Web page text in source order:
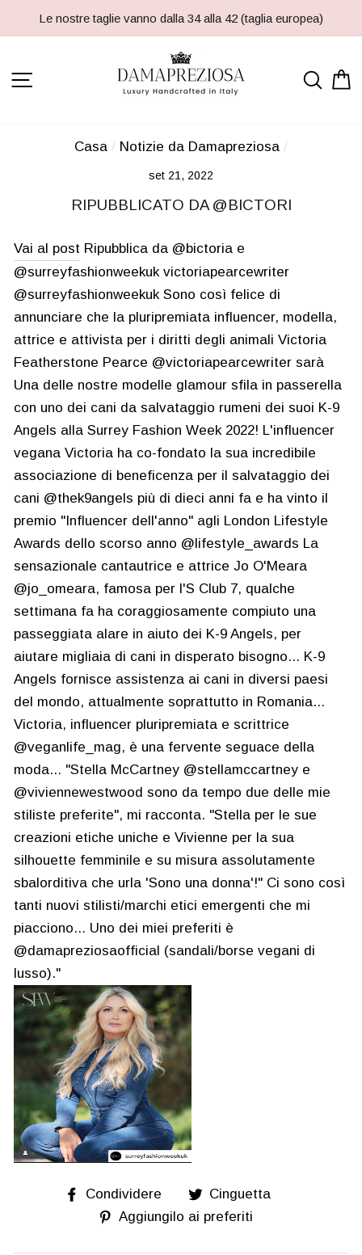
al
Le nostre taglie vanno dalla 34 alla 42 (taglia europea)
NAVIGAZIONE DEL SITO
Casa / Notizie da Damapreziosa /
set 21, 2022
RIPUBBLICATO DA @BICTORI
Vai al post Ripubblica da @bictoria e
@surreyfashionweekuk victoriapearcewriter
@surreyfashionweekuk Sono così felice di
annunciare che la pluripremiata influencer, modella,
attrice e attivista per i diritti degli animali Victoria
Featherstone Pearce @victoriapearcewriter sarà
Una delle nostre modelle glamour sfila in passerella
con uno dei cani da salvataggio rumeni dei suoi K-9
Angels alla Surrey Fashion Week 2022! L'influencer
vegana Victoria ha co-fondato la sua incredibile
associazione di beneficenza per il salvataggio dei
cani @thek9angels più di dieci anni fa e ha vinto il
premio "Influencer dell'anno" agli London Lifestyle
Awards dello scorso anno @lifestyle_awards La
sensazionale cantautrice e attrice Jo O'Meara
@jo_omeara, famosa per l'S Club 7, qualche
settimana fa ha coraggiosamente compiuto una
passeggiata alare in aiuto dei K-9 Angels, per
aiutare migliaia di cani in disperato bisogno... K-9
Angels fornisce assistenza ai cani in diversi paesi
del mondo, attualmente soprattutto in Romania...
Victoria, influencer pluripremiata e scrittrice
@veganlife_mag, è una fervente seguace della
moda... "Stella McCartney @stellamccartney e
@viviennewestwood sono da tempo due delle mie
stiliste preferite", mi racconta. "Stella per le sue
creazioni etiche uniche e Vivienne per la sua
silhouette femminile e su misura assolutamente
sbalorditiva che urla 'Sono una donna'!" Ci sono così
tanti nuovi stilisti/marchi etici emergenti che mi
piacciono... Uno dei miei preferiti è
@damapreziosaofficial (sandali/borse vegani di
lusso)."
Condividere
Condividi
su
Cinguetta
Aggiungilo ai preferiti